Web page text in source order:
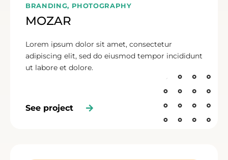
BRANDING, PHOTOGRAPHY
MOZAR
Lorem ipsum dolor sit amet, consectetur
adipiscing elit, sed do eiusmod tempor incididunt
ut labore et dolore.
See project